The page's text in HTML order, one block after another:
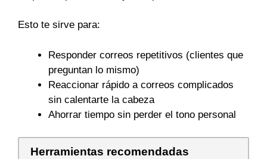
Esto te sirve para:
Responder correos repetitivos (clientes que
preguntan lo mismo)
Reaccionar rápido a correos complicados
sin calentarte la cabeza
Ahorrar tiempo sin perder el tono personal
Herramientas recomendadas